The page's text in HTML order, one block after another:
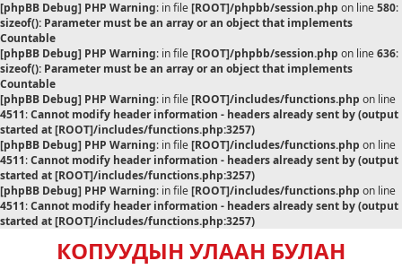
[phpBB Debug] PHP Warning: in file[ROOT]/phpbb/session.php on line580:
sizeof(): Parameter must be an array or an object that implements
Countable
[phpBB Debug] PHP Warning: in file[ROOT]/phpbb/session.php on line636:
sizeof(): Parameter must be an array or an object that implements
Countable
[phpBB Debug] PHP Warning: in file[ROOT]/includes/functions.php on line
4511:Cannot modify header information - headers already sent by (output
started at [ROOT]/includes/functions.php:3257)
[phpBB Debug] PHP Warning: in file[ROOT]/includes/functions.php on line
4511:Cannot modify header information - headers already sent by (output
started at [ROOT]/includes/functions.php:3257)
[phpBB Debug] PHP Warning: in file[ROOT]/includes/functions.php on line
4511:Cannot modify header information - headers already sent by (output
started at [ROOT]/includes/functions.php:3257)
КОПУУДЫН УЛААН БУЛАН